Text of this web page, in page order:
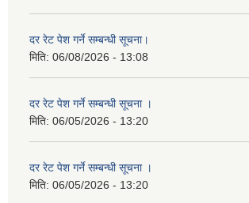
दर रेट पेश गर्ने सम्बन्धी सूचना।
मिति: 06/08/2026 - 13:08
दर रेट पेश गर्ने सम्बन्धी सूचना ।
मिति: 06/05/2026 - 13:20
दर रेट पेश गर्ने सम्बन्धी सूचना ।
मिति: 06/05/2026 - 13:20